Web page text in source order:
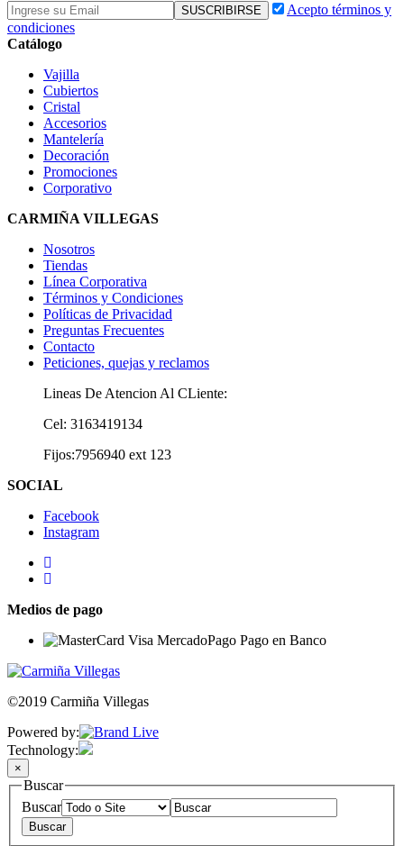
Acepto términos y
condiciones
Catálogo
Vajilla
Cubiertos
Cristal
Accesorios
Mantelería
Decoración
Promociones
Corporativo
CARMIÑA VILLEGAS
Nosotros
Tiendas
Línea Corporativa
Términos y Condiciones
Políticas de Privacidad
Preguntas Frecuentes
Contacto
Peticiones, quejas y reclamos
Lineas De Atencion Al CLiente:
Cel: 3163419134
Fijos:7956940 ext 123
SOCIAL
Facebook
Instagram
Medios de pago
©2019 Carmiña Villegas
Powered by:
Technology:
×
Buscar
Buscar